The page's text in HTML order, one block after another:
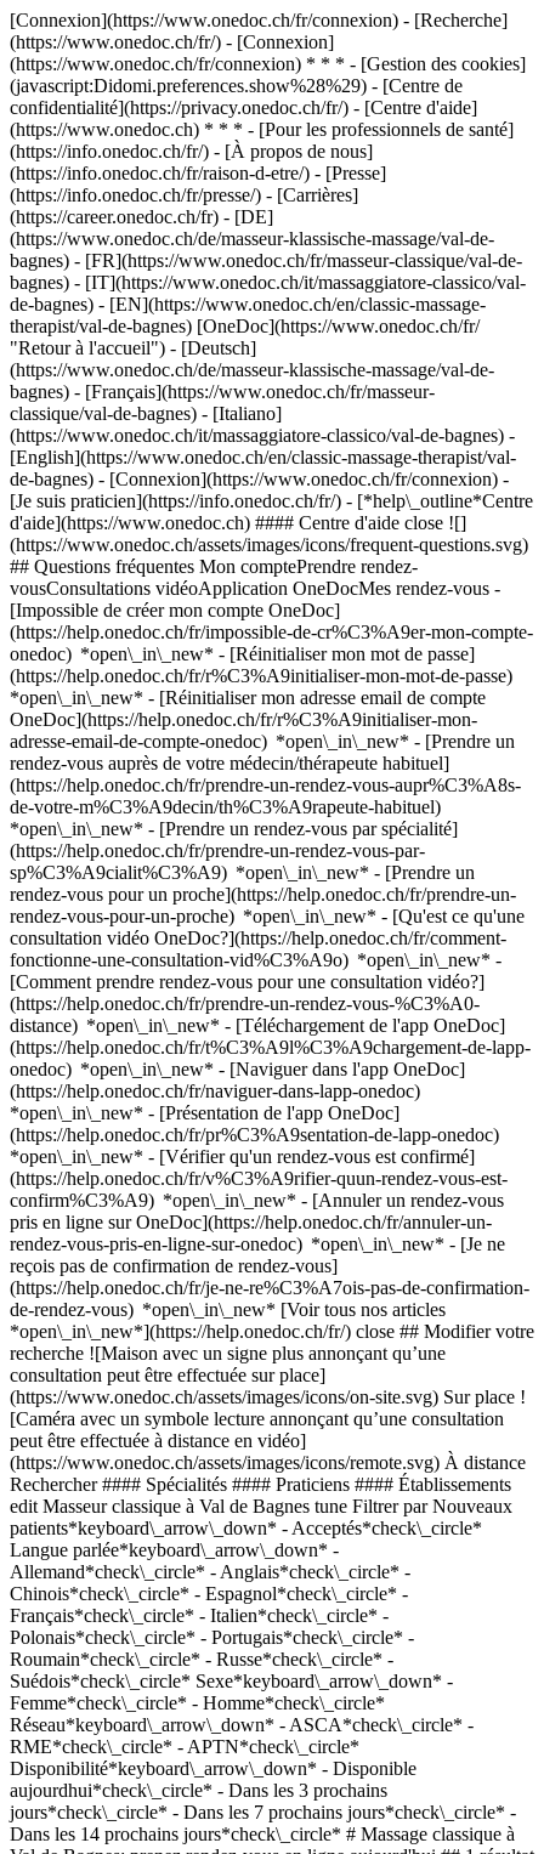
[Connexion](https://www.onedoc.ch/fr/connexion) - [Recherche]
(https://www.onedoc.ch/fr/) - [Connexion]
(https://www.onedoc.ch/fr/connexion) * * * - [Gestion des cookies]
(javascript:Didomi.preferences.show%28%29) - [Centre de
confidentialité](https://privacy.onedoc.ch/fr/) - [Centre d'aide]
(https://www.onedoc.ch) * * * - [Pour les professionnels de santé]
(https://info.onedoc.ch/fr/) - [À propos de nous]
(https://info.onedoc.ch/fr/raison-d-etre/) - [Presse]
(https://info.onedoc.ch/fr/presse/) - [Carrières]
(https://career.onedoc.ch/fr) - [DE]
(https://www.onedoc.ch/de/masseur-klassische-massage/val-de-
bagnes) - [FR](https://www.onedoc.ch/fr/masseur-classique/val-de-
bagnes) - [IT](https://www.onedoc.ch/it/massaggiatore-classico/val-
de-bagnes) - [EN](https://www.onedoc.ch/en/classic-massage-
therapist/val-de-bagnes) [OneDoc](https://www.onedoc.ch/fr/
"Retour à l'accueil") - [Deutsch]
(https://www.onedoc.ch/de/masseur-klassische-massage/val-de-
bagnes) - [Français](https://www.onedoc.ch/fr/masseur-
classique/val-de-bagnes) - [Italiano]
(https://www.onedoc.ch/it/massaggiatore-classico/val-de-bagnes) -
[English](https://www.onedoc.ch/en/classic-massage-therapist/val-
de-bagnes) - [Connexion](https://www.onedoc.ch/fr/connexion) -
[Je suis praticien](https://info.onedoc.ch/fr/) - [*help\_outline*Centre
d'aide](https://www.onedoc.ch) #### Centre d'aide close ![]
(https://www.onedoc.ch/assets/images/icons/frequent-questions.svg)
## Questions fréquentes Mon comptePrendre rendez-
vousConsultations vidéoApplication OneDocMes rendez-vous -
[Impossible de créer mon compte OneDoc]
(https://help.onedoc.ch/fr/impossible-de-cr%C3%A9er-mon-compte-
onedoc) *open\_in\_new* - [Réinitialiser mon mot de passe]
(https://help.onedoc.ch/fr/r%C3%A9initialiser-mon-mot-de-passe)
*open\_in\_new* - [Réinitialiser mon adresse email de compte
OneDoc](https://help.onedoc.ch/fr/r%C3%A9initialiser-mon-
adresse-email-de-compte-onedoc) *open\_in\_new* - [Prendre un
rendez-vous auprès de votre médecin/thérapeute habituel]
(https://help.onedoc.ch/fr/prendre-un-rendez-vous-aupr%C3%A8s-
de-votre-m%C3%A9decin/th%C3%A9rapeute-habituel)
*open\_in\_new* - [Prendre un rendez-vous par spécialité]
(https://help.onedoc.ch/fr/prendre-un-rendez-vous-par-
sp%C3%A9cialit%C3%A9) *open\_in\_new* - [Prendre un
rendez-vous pour un proche](https://help.onedoc.ch/fr/prendre-un-
rendez-vous-pour-un-proche) *open\_in\_new* - [Qu'est ce qu'une
consultation vidéo OneDoc?](https://help.onedoc.ch/fr/comment-
fonctionne-une-consultation-vid%C3%A9o) *open\_in\_new* -
[Comment prendre rendez-vous pour une consultation vidéo?]
(https://help.onedoc.ch/fr/prendre-un-rendez-vous-%C3%A0-
distance) *open\_in\_new* - [Téléchargement de l'app OneDoc]
(https://help.onedoc.ch/fr/t%C3%A9l%C3%A9chargement-de-lapp-
onedoc) *open\_in\_new* - [Naviguer dans l'app OneDoc]
(https://help.onedoc.ch/fr/naviguer-dans-lapp-onedoc)
*open\_in\_new* - [Présentation de l'app OneDoc]
(https://help.onedoc.ch/fr/pr%C3%A9sentation-de-lapp-onedoc)
*open\_in\_new* - [Vérifier qu'un rendez-vous est confirmé](https://help.onedoc.ch/fr/v%C3%A9rifier-quun-rendez-vous-est-confirm%C3%A9) *open\_in\_new* - [Annuler un rendez-vous pris en ligne sur OneDoc](https://help.onedoc.ch/fr/annuler-un-rendez-vous-pris-en-ligne-sur-onedoc) *open\_in\_new* - [Je ne reçois pas de confirmation de rendez-vous](https://help.onedoc.ch/fr/je-ne-re%C3%A7ois-pas-de-confirmation-de-rendez-vous) *open\_in\_new* [Voir tous nos articles *open\_in\_new*](https://help.onedoc.ch/fr/) close ## Modifier votre recherche ![Maison avec un signe plus annonçant qu’une consultation peut être effectuée sur place](https://www.onedoc.ch/assets/images/icons/on-site.svg) Sur place ![Caméra avec un symbole lecture annonçant qu’une consultation peut être effectuée à distance en vidéo](https://www.onedoc.ch/assets/images/icons/remote.svg) À distance Rechercher #### Spécialités #### Praticiens #### Établissements edit Masseur classique à Val de Bagnes tune Filtrer par Nouveaux patients*keyboard\_arrow\_down* - Acceptés*check\_circle* Langue parlée*keyboard\_arrow\_down* - Allemand*check\_circle* - Anglais*check\_circle* - Chinois*check\_circle* - Espagnol*check\_circle* - Français*check\_circle* - Italien*check\_circle* - Polonais*check\_circle* - Portugais*check\_circle* - Roumain*check\_circle* - Russe*check\_circle* - Suédois*check\_circle* Sexe*keyboard\_arrow\_down* - Femme*check\_circle* - Homme*check\_circle* Réseau*keyboard\_arrow\_down* - ASCA*check\_circle* - RME*check\_circle* - APTN*check\_circle* Disponibilité*keyboard\_arrow\_down* - Disponible aujourdhui*check\_circle* - Dans les 3 prochains jours*check\_circle* - Dans les 7 prochains jours*check\_circle* - Dans les 14 prochains jours*check\_circle* # Massage classique à Val de Bagnes: prenez rendez-vous en ligne aujourd'hui ## 1 résultat à Val de Bagnes [![Mme Sabrina Altherr, naturopathe MCO/TEN à Val de Bagnes](https://assets.onedoc.ch/images/users/5f0fca47c0fc5a1e2c8f1f88f0a2432f6ab480c1734116c43f43876c26682a6f-small.jpg "Mme Sabrina Altherr, naturopathe MCO/TEN à Val de Bagnes")](https://www.onedoc.ch/fr/naturopathe-mco-ten/val-de-bagnes/pcygg/sabrina-altherr) ### [Mme Sabrina Altherr](https://www.onedoc.ch/fr/naturopathe-mco-ten/val-de-bagnes/pcygg/sabrina-altherr) ![Badge indiquant un profil vérifié](https://www.onedoc.ch/assets/images/icons/checkmark.svg) [Naturopathe MCO/TEN](https://www.onedoc.ch/fr/naturopathe-mco-ten/val-de-bagnes), Masseuse classique Verbien-être Rue de Médran 6 1936 Val de Bagnes ![Mme Sabrina Altherr est affiliée au réseau ASCA](https://assets.onedoc.ch/images/networks/logos/496d325fd4282f2f0a46197dd629fd16fcd2d324839e441a2a65aaa74df08a15-small.png)![Mme Sabrina Altherr est affiliée au réseau RME](https://assets.onedoc.ch/images/networks/logos/a202aabd14cdddb5ff03205af2481fb805645ff903773c55a6c572d22f23762e-small.png) ![Icône patient avec un signe plus annonçant que le professionnel accepte de nouveaux patients](https://www.onedoc.ch/assets/images/icons/new-patients.svg)Accepte les nouveaux patients [Réserver un RDV](https://www.onedoc.ch/fr/naturopathe-mco-ten/val-de-bagnes/pcygg/sabrina-altherr) *chevron\_left* lun. 03 août *chevron\_right* Voir plus de rendez-vous *error\_outline* Une erreur s'est produite lors du chargement des disponibilités [Réessayer](https://www.onedoc.ch) ## __Masseurs classique__: d'autres spécialistes sont réservables en ligne dans les environs de __Val de Bagnes__ [![M. James Brickell, masseur classique à Sembrancher](https://assets.onedoc.ch/images/users/e604cb3e6b8f607c86f669a76f45f294fe46b5295dda42eba60a65e5d377e654-small.jpg "M. James Brickell, masseur classique à Sembrancher")](https://www.onedoc.ch/fr/masseur-classique/sembrancher/pc18w/james-brickell) ### [M. James Brickell](https://www.onedoc.ch/fr/masseur-classique/sembrancher/pc18w/james-brickell) ![Badge indiquant un profil vérifié](https://www.onedoc.ch/assets/images/icons/checkmark.svg) [Masseur classique](https://www.onedoc.ch/fr/masseur-classique/sembrancher) AZ-Therapy Route du Grand-Saint-Bernard 5 1933 Sembrancher ![M. James Brickell est affilié au réseau RME](https://assets.onedoc.ch/images/networks/logos/a202aabd14cdddb5ff03205af2481fb805645ff903773c55a6c572d22f23762e-small.png) ![Icône patient avec un signe plus annonçant que le professionnel accepte de nouveaux patients](https://www.onedoc.ch/assets/images/icons/new-patients.svg)Accepte les nouveaux patients [Réserver un RDV](https://www.onedoc.ch/fr/masseur-classique/sembrancher/pc18w/james-brickell) *chevron\_left* lun. 03 août *chevron\_right* Voir plus de rendez-vous *error\_outline* Une erreur s'est produite lors du chargement des disponibilités [Réessayer](https://www.onedoc.ch) [![Mme Anne-Laure Quiquerez-Monnet, masseuse classique à Sembrancher](https://assets.onedoc.ch/images/users/b2b67b9fda623ad6a67709b4ea91e22d31bb82a0767ac050c6faab65e8bde0bb-small.jpg "Mme Anne-Laure Quiquerez-Monnet, masseuse classique à Sembrancher")](https://www.onedoc.ch/fr/masseuse-classique/sembrancher/pcuah/anne-laure-quiquerez-monnet) ### [Mme Anne-Laure Quiquerez-Monnet](https://www.onedoc.ch/fr/masseuse-classique/sembrancher/pcuah/anne-laure-quiquerez-monnet) ![Badge indiquant un profil vérifié](https://www.onedoc.ch/assets/images/icons/checkmark.svg) [Masseuse classique](https://www.onedoc.ch/fr/masseur-classique/sembrancher) AZ THERAPIE Route du Grand-Saint-Bernard 5 1933 Sembrancher ![Mme Anne-Laure Quiquerez-Monnet est affiliée au réseau ASCA](https://assets.onedoc.ch/images/networks/logos/496d325fd4282f2f0a46197dd629fd16fcd2d324839e441a2a65aaa74df08a15-small.png)![Mme Anne-Laure Quiquerez-Monnet est affiliée au réseau RME](https://assets.onedoc.ch/images/networks/logos/a202aabd14cdddb5ff03205af2481fb805645ff903773c55a6c572d22f23762e-small.png) ![Icône patient avec un signe plus annonçant que le professionnel accepte de nouveaux patients](https://www.onedoc.ch/assets/images/icons/new-patients.svg)Accepte les nouveaux patients [Réserver un RDV](https://www.onedoc.ch/fr/masseuse-classique/sembrancher/pcuah/anne-laure-quiquerez-monnet) *chevron\_left* lun. 03 août *chevron\_right* Voir plus de rendez-vous *error\_outline* Une erreur s'est produite lors du chargement des disponibilités [Réessayer](https://www.onedoc.ch) [![Mme Manon Michellod, masseuse classique à Charrat](https://assets.onedoc.ch/images/users/283f9e935e0a9e7e09d84834ff3d56db42035986b14af2b16a410aa2790b0f40-small.jpg "Mme Manon Michellod, masseuse classique à Charrat")](https://www.onedoc.ch/fr/masseuse-classique/charrat/pc02t/manon-michellod) ### [Mme Manon Michellod](https://www.onedoc.ch/fr/masseuse-classique/charrat/pc02t/manon-michellod) ![Badge indiquant un profil vérifié](https://www.onedoc.ch/assets/images/icons/checkmark.svg) [Masseuse classique](https://www.onedoc.ch/fr/masseur-classique/charrat) [Les chemins de Manon](https://www.onedoc.ch/fr/cabinet-paramedical/charrat/ebeax/les-chemins-de-manon) Rue des Verteys 2 1906 Charrat ![Mme Manon Michellod est affiliée au réseau ASCA](https://assets.onedoc.ch/images/networks/logos/496d325fd4282f2f0a46197dd629fd16fcd2d324839e441a2a65aaa74df08a15-small.png) ![Icône patient avec un signe plus annonçant que le professionnel accepte de nouveaux patients](https://www.onedoc.ch/assets/images/icons/new-patients.svg)Accepte les nouveaux patients [Réserver un RDV](https://www.onedoc.ch/fr/masseuse-classique/charrat/pc02t/manon-michellod) [![Mme Anouk Nickel, masseuse classique à Martigny](https://assets.onedoc.ch/images/users/8aa99c0a2de8ba854df0301ab4932f02d7419d515bc3d256f2f29fa6c98ecbbb-small.png "Mme Anouk Nickel, masseuse classique à Martigny")](https://www.onedoc.ch/fr/masseuse-classique/martigny/pcgjk/anouk-nickel) ### [Mme Anouk Nickel](https://www.onedoc.ch/fr/masseuse-classique/martigny/pcgjk/anouk-nickel) ![Badge indiquant un profil vérifié](https://www.onedoc.ch/assets/images/icons/checkmark.svg) [Masseuse classique](https://www.onedoc.ch/fr/masseur-classique/martigny) Anouk Coaching Rue des Sablons 15 1920 Martigny ![Mme Anouk Nickel est affiliée au réseau ASCA](https://assets.onedoc.ch/images/networks/logos/496d325fd4282f2f0a46197dd629fd16fcd2d324839e441a2a65aaa74df08a15-small.png)![Mme Anouk Nickel est affiliée au réseau RME](https://assets.onedoc.ch/images/networks/logos/a202aabd14cdddb5ff03205af2481fb805645ff903773c55a6c572d22f23762e-small.png) ![Icône patient avec un signe plus annonçant que le professionnel accepte de nouveaux patients](https://www.onedoc.ch/assets/images/icons/new-patients.svg)Accepte les nouveaux patients [Réserver un RDV](https://www.onedoc.ch/fr/masseuse-classique/martigny/pcgjk/anouk-nickel) [![M. Nelson Dos Santos, masseur classique à Martigny](https://assets.onedoc.ch/images/users/6a79fc93f2b014512ce9bf663eeb83d29326b625c25b19abdc8f5f3171ef2bf0-small.png "M. Nelson Dos Santos, masseur classique à Martigny")](https://www.onedoc.ch/fr/masseur-classique/martigny/pc2bw/nelson-dos-santos) ### [M. Nelson Dos Santos](https://www.onedoc.ch/fr/masseur-classique/martigny/pc2bw/nelson-dos-santos) ![Badge indiquant un profil vérifié](https://www.onedoc.ch/assets/images/icons/checkmark.svg) [Masseur classique](https://www.onedoc.ch/fr/masseur-classique/martigny) Cabinet De M. Santos Rue de Verdan 9a 1920 Martigny ![Icône patient avec un signe plus annonçant que le professionnel accepte de nouveaux patients](https://www.onedoc.ch/assets/images/icons/new-patients.svg)Accepte les nouveaux patients [Réserver un RDV](https://www.onedoc.ch/fr/masseur-classique/martigny/pc2bw/nelson-dos-santos) [![Mme Cristina Este, masseuse classique à Martigny](https://assets.onedoc.ch/images/users/5706b03f3138d0973636be6562c8b8fe9397a5ae8d6e1d24bd012614d8131417-small.jpg "Mme Cristina Este, masseuse classique à Martigny")](https://www.onedoc.ch/fr/masseuse-classique/martigny/pcwgt/cristina-este) ### [Mme Cristina Este](https://www.onedoc.ch/fr